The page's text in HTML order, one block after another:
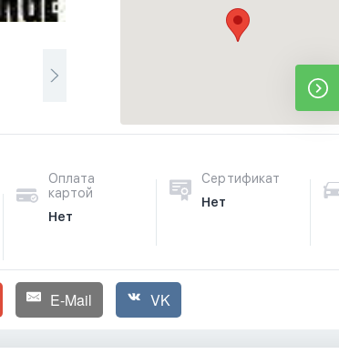
Оплата
картой
Нет
Сертификат
Нет
E-Mail VK